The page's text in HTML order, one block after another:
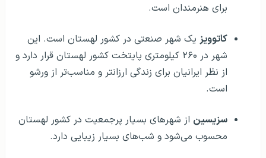
برای هنرمندان است.
کاتوویز یک شهر صنعتی در کشور لهستان است. این
شهر در ۲۶۰ کیلومتری پایتخت کشور لهستان قرار دارد و
از نظر ایرانیان برای زندگی ارزانتر و مناسب‌تر از ورشو
است.
سزیسین از شهرهای بسیار پرجمعیت در کشور لهستان
محسوب می‌شود و شب‌های بسیار زیبایی دارد.